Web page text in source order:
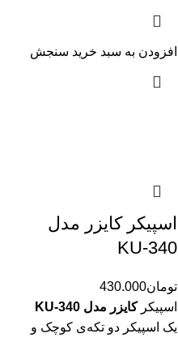
افزودن به سبد خرید سنجش
اسپیکر کایزر مدل
KU-340
تومان430.000
اسپیکر کایزر مدل KU-340
یک اسپیکر دو تکه‌ی کوچک و